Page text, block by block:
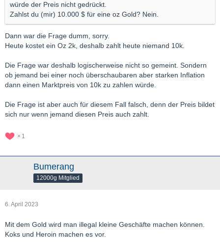
würde der Preis nicht gedrückt.
Zahlst du (mir) 10.000 $ für eine oz Gold? Nein.
Dann war die Frage dumm, sorry.
Heute kostet ein Oz 2k, deshalb zahlt heute niemand 10k.
Die Frage war deshalb logischerweise nicht so gemeint. Sondern
ob jemand bei einer noch überschaubaren aber starken Inflation
dann einen Marktpreis von 10k zu zahlen würde.
Die Frage ist aber auch für diesem Fall falsch, denn der Preis bildet
sich nur wenn jemand diesen Preis auch zahlt.
1
Bumerang
12000g Mitglied
6. April 2023
Mit dem Gold wird man illegal kleine Geschäfte machen können.
Koks und Heroin machen es vor.